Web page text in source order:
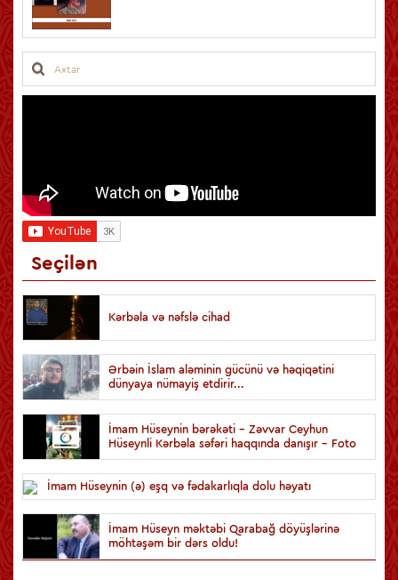
Seçilən
Kərbəla və nəfslə cihad
Ərbəin İslam aləminin gücünü və həqiqətini
dünyaya nümayiş etdirir...
İmam Hüseynin bərəkəti - Zəvvar Ceyhun
Hüseynli Kərbəla səfəri haqqında danışır - Foto
İmam Hüseynin (ə) eşq və fədakarlıqla dolu həyatı
İmam Hüseyn məktəbi Qarabağ döyüşlərinə
möhtəşəm bir dərs oldu!